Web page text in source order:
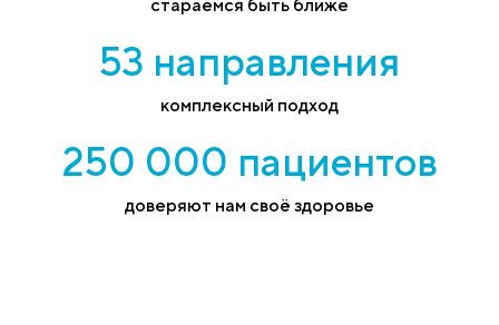
стараемся быть ближе
53 направления
комплексный подход
250 000 пациентов
доверяют нам своё здоровье